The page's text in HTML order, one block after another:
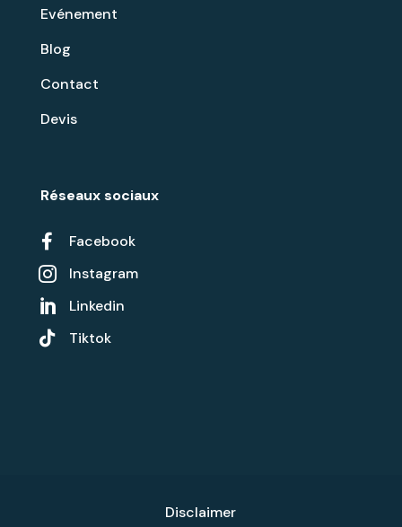
Réseaux sociaux
 Facebook
 Instagram

Linkedin

Tiktok
Evénement
Blog
Contact
Devis
Disclaimer